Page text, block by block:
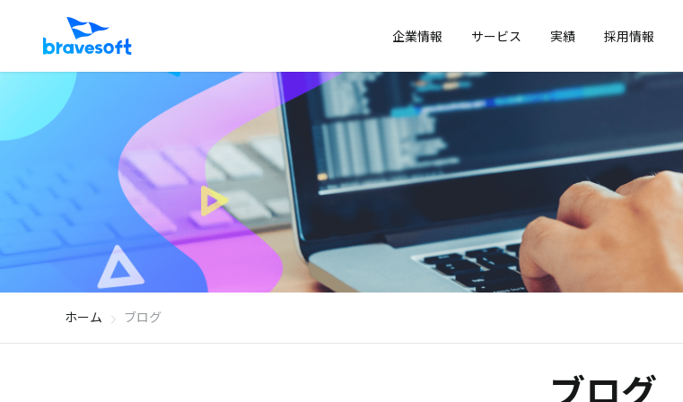
企業情報 サービス 実績 採用情報
ホーム ブログ
ブログ